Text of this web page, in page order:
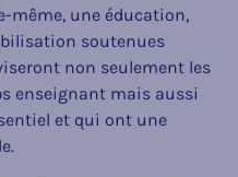
même, une éducation,
soutenues
non seulement les
enseignant mais aussi
et qui ont une